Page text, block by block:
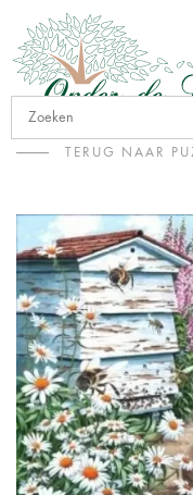
TERUG NAAR